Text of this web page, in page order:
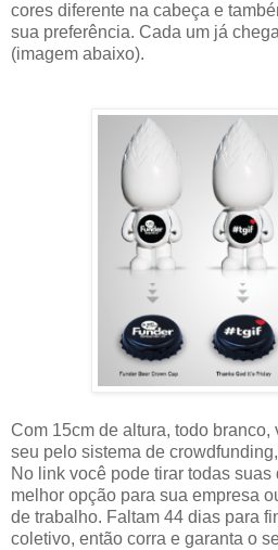
cores diferente na cabeça e
sua preferência. Cada um já
(imagem abaixo).
Com 15cm de altura, todo
seu pelo sistema de crowdfunding,
No link você pode tirar todas
melhor opção para sua empresa
de trabalho. Faltam 44 dias para
coletivo, então corra e garanta o